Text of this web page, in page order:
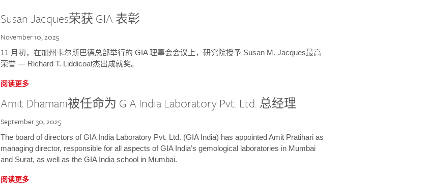
Susan Jacques荣获 GIA 表彰
November 10, 2025
11 月初，在加州卡尔斯巴德总部举行的 GIA 理事会会议上，研究院授予 Susan M. Jacques最高
荣誉 — Richard T. Liddicoat杰出成就奖。
阅读更多
Amit Dhamani被任命为 GIA India Laboratory Pvt. Ltd. 总经理
September 30, 2025
The board of directors of GIA India Laboratory Pvt. Ltd. (GIA India) has appointed Amit Pratihari as
managing director, responsible for all aspects of GIA India’s gemological laboratories in Mumbai
and Surat, as well as the GIA India school in Mumbai.
阅读更多